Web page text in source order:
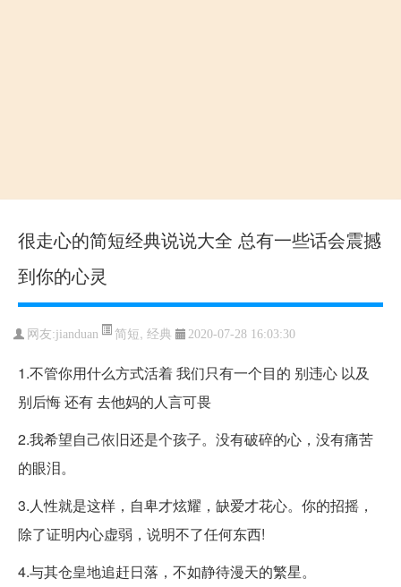
很走心的简短经典说说大全 总有一些话会震撼
到你的心灵
网友:jianduan 简短, 经典 2020-07-28 16:03:30
1.不管你用什么方式活着 我们只有一个目的 别违心 以及
别后悔 还有 去他妈的人言可畏​ ​​​​
2.我希望自己依旧还是个孩子。没有破碎的心，没有痛苦
的眼泪。 ​ ​​​​
3.人性就是这样，自卑才炫耀，缺爱才花心。你的招摇，
除了证明内心虚弱，说明不了任何东西! ​​​​
4.与其仓皇地追赶日落，不如静待漫天的繁星。 ​ ​​​​